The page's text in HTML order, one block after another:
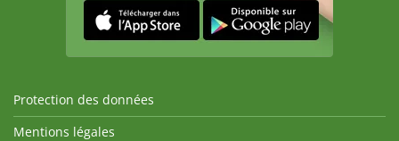
Protection des données
Mentions légales